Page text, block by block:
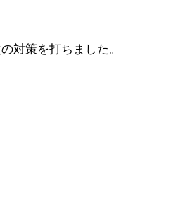
対策を打ちました。